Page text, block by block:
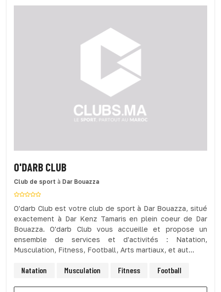
O'DARB CLUB
Club de sport à Dar Bouazza
O'darb Club est votre club de sport à Dar Bouazza, situé
exactement à Dar Kenz Tamaris en plein coeur de Dar
Bouazza. O'darb Club vous accueille et propose un
ensemble de services et d'activités : Natation,
Musculation, Fitness, Football, Arts martiaux, et aut...
Natation Musculation Fitness Football